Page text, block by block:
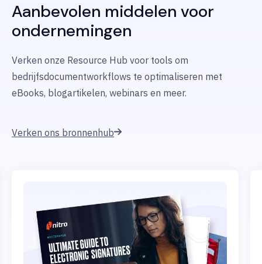
Aanbevolen middelen voor
ondernemingen
Verken onze Resource Hub voor tools om
bedrijfsdocumentworkflows te optimaliseren met
eBooks, blogartikelen, webinars en meer.
Verken ons bronnenhub